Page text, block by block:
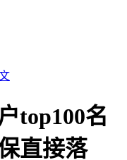
top100名
直接落